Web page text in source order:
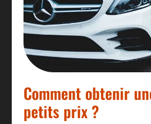
Comment obtenir
petits prix ?